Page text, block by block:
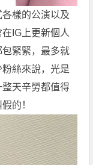
樣的公演以及
IG上更新個人
緊緊，最多就
絲來說，光是
天辛勞都值得
的！